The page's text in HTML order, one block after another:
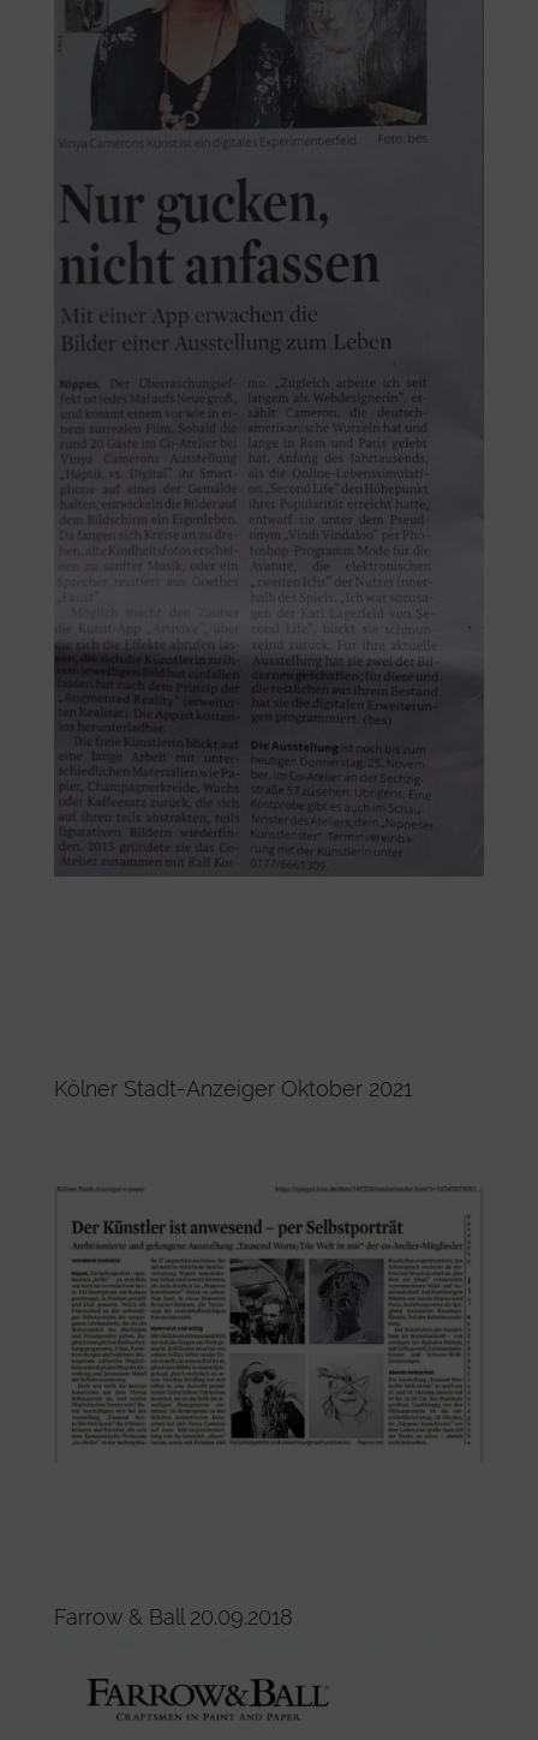
Kölner Stadt-Anzeiger Oktober 2021
Farrow & Ball 20.09.2018